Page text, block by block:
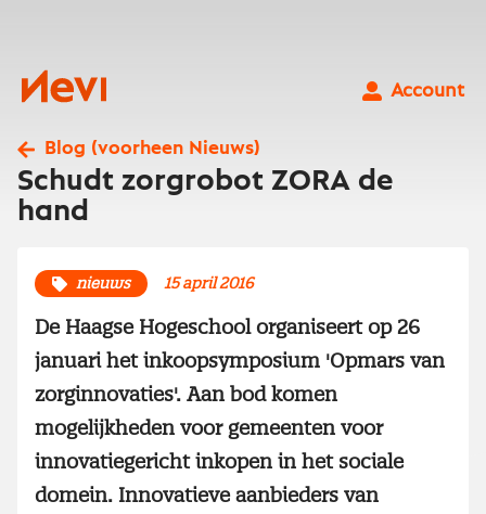
Nevi
Account
Blog (voorheen Nieuws)
Schudt zorgrobot ZORA de
hand
nieuws 15 april 2016
De Haagse Hogeschool organiseert op 26
januari het inkoopsymposium 'Opmars van
zorginnovaties'. Aan bod komen
mogelijkheden voor gemeenten voor
innovatiegericht inkopen in het sociale
domein. Innovatieve aanbieders van